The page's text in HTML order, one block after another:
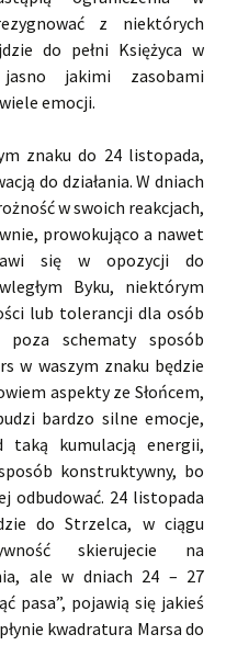
z niektórych
do pełni Księżyca w
jakimi zasobami
emocji.
znaku do 24 listopada,
do działania. W dniach
w swoich reakcjach,
prowokująco a nawet
się w opozycji do
Byku, niektórym
lub tolerancji dla osób
poza schematy sposób
w waszym znaku będzie
aspekty ze Słońcem,
bardzo silne emocje,
taką kumulacją energii,
konstruktywny, bo
odbudować. 24 listopada
do Strzelca, w ciągu
skierujecie na
ale w dniach 24 – 27
pasa”, pojawią się jakieś
kwadratura Marsa do